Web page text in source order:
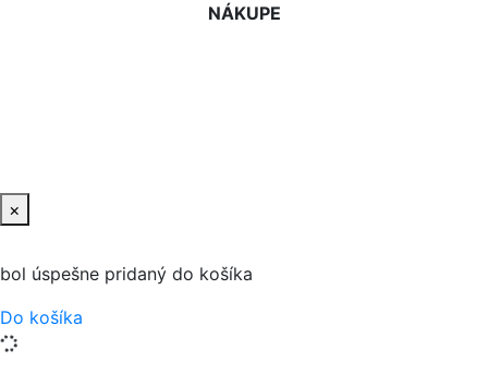
NÁKUPE
×
bol úspešne pridaný do košíka
Do košíka